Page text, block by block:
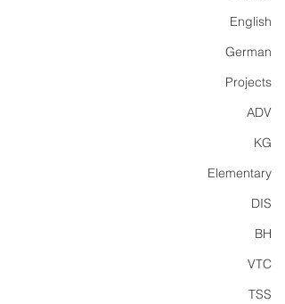
English
German
Projects
ADV
KG
Elementary
DIS
BH
VTC
TSS